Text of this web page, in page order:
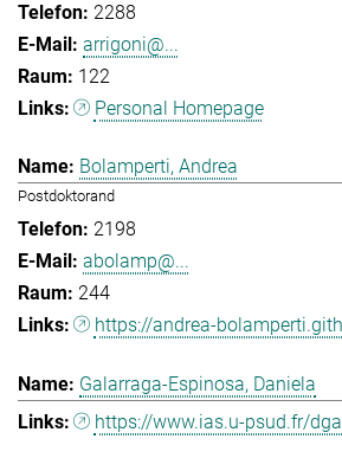
2288
arrigoni@...
122
Personal Homepage
Bolamperti, Andrea
Postdoktorand
2198
abolamp@...
244
https://andrea-
Galarraga-Espinosa, Daniela
https://www.ias.u-psud.fr/